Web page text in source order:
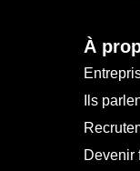
À
Ils
Devenir